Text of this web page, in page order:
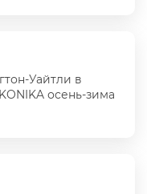
Уайтли в
осень-зима